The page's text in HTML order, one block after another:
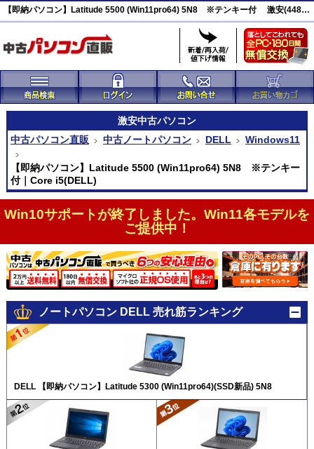
【即納パソコン】Latitude 5500 (Win11pro64) 5N8 ※テンキー付 激安(44828)
激安中古パソコン
中古パソコン直販
中古ノートパソコン DELL Windows11
【即納パソコン】Latitude 5500 (Win11pro64) 5N8 ※テンキー
付｜Core i5(DELL)
Win10サポートが終了しました。Win11各モデルを
ご提供中！
ノートパソコン DELL 売れ筋ランキング
DELL 【即納パソコン】Latitude 5300 (Win11pro64)(SSD新品) 5N8